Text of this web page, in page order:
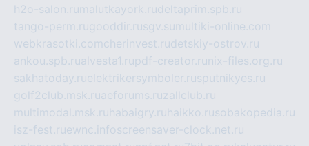
h2o-salon.ru malutkayork.rudeltaprim.spb.ru
tango-perm.rugooddir.rusgv.su multiki-online.com
webkrasotki.comcherinvest.rudetskiy-ostrov.ru
ankou.spb.rualvesta1.rupdf-creator.ru nix-files.org.ru
sakhatoday.ruelektrikersymboler.rusputnikyes.ru
golf2club.msk.ruaeforums.ruzallclub.ru
multimodal.msk.ru habaigry.ru haikko.rusobakopedia.ru
isz-fest.ruewnc.infoscreensaver-clock.net.ru